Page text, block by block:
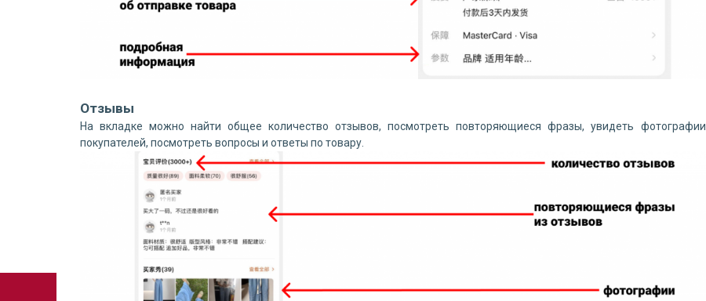
Отзывы
На вкладке можно найти общее количество отзывов, посмотреть повторяющиеся фразы, увидеть фотографии
покупателей, посмотреть вопросы и ответы по товару.